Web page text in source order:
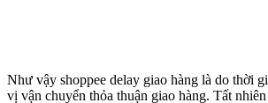
Như vậy shoppee delay giao hàng là do thời
vị vận chuyển thỏa thuận giao hàng. Tất